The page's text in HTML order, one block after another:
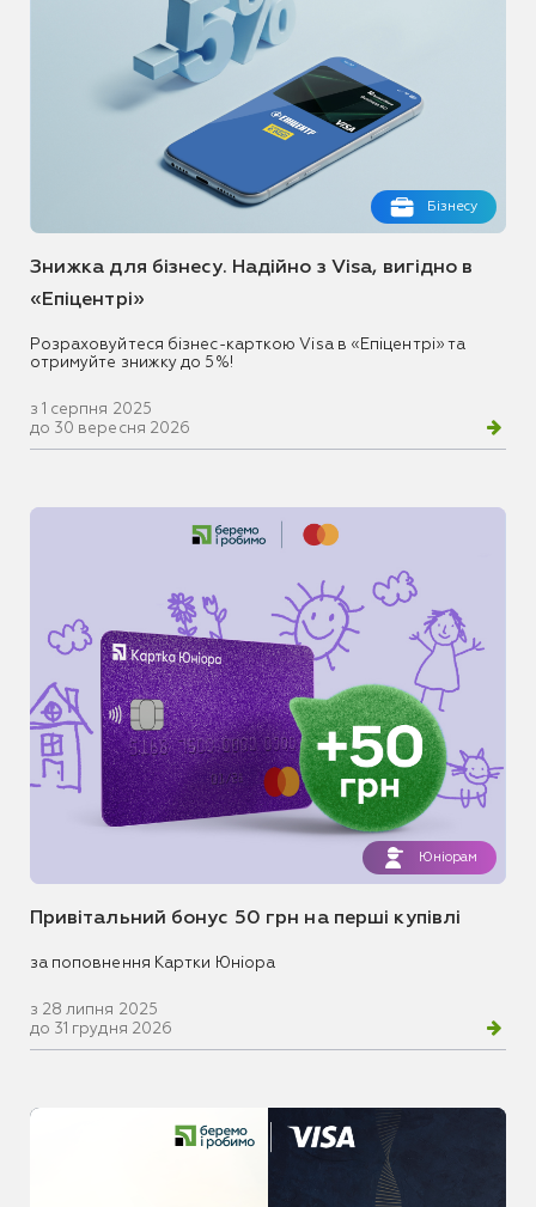
Бізнесу
Знижка для бізнесу. Надійно з Visa, вигідно в
«Епіцентрі»
Розраховуйтеся бізнес-карткою Visa в «Епіцентрі» та
отримуйте знижку до 5%!
з 1 серпня 2025
до 30 вересня 2026
Юніорам
Привітальний бонус 50 грн на перші купівлі
за поповнення Картки Юніора
з 28 липня 2025
до 31 грудня 2026